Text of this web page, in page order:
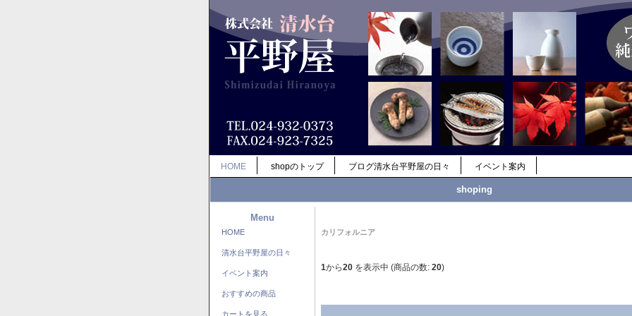
HOME shopのトップ ブログ清水台平野屋の日々 イベント案内
shoping
Menu
HOME
清水台平野屋の日々
イベント案内
おすすめの商品
カートを見る
カリフォルニア
1から20 を表示中 (商品の数: 20)